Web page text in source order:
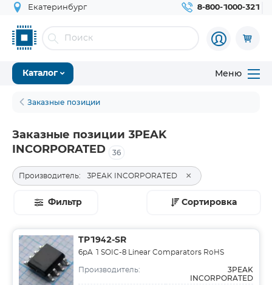
Екатеринбург 8-800-1000-321
Каталог Меню
Заказные позиции
Заказные позиции 3PEAK
INCORPORATED
36
Производитель: 3PEAK INCORPORATED ×
Фильтр Сортировка
TP1942-SR
6pA 1 SOIC-8 Linear Comparators RoHS
Производитель:
3PEAK
INCORPORATED